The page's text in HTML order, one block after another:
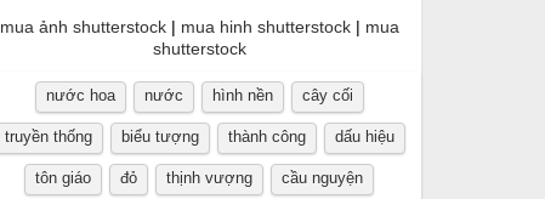
mua ảnh shutterstock| mua hinh shutterstock| mua
shutterstock
nước hoa nước hình nền cây cối
truyền thống biểu tượng thành công dấu hiệu
tôn giáo đỏ thịnh vượng cầu nguyện